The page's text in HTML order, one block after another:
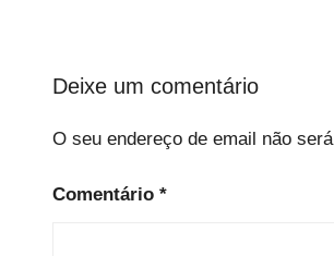
r
z
d
Deixe um comentário
O seu endereço de email não
Comentário *